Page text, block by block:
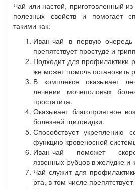
Чай или настой, приготовленный
полезных свойств и помогает
такими как:
Иван-чай в первую
препятствует простуде и
Подходит для профилактики
же может помочь остановить
В комплексе оказывает
лечении мочеполовых
простатита.
Оказывает благоприятное
болезней щитовидки.
Способствует укреплению
функцию кровеносной
Иван-чай поможет
язвенных рубцов в желудке и
Чай служит для
рта, в том числе